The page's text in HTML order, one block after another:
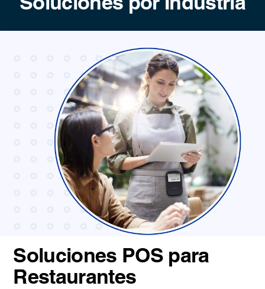
Soluciones POS para
Restaurantes